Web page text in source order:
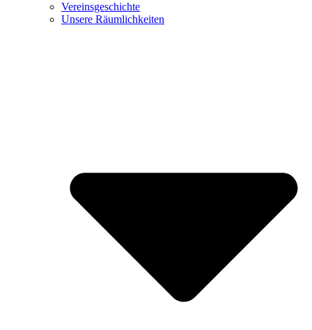
Vereinsgeschichte
Unsere Räumlichkeiten